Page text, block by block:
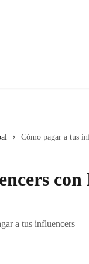
Cómo pagar a tus
con
a tus influencers